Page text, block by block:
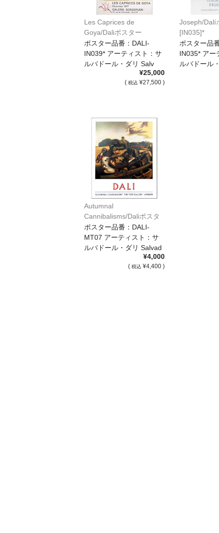
Les Caprices de
Goya/Daliポスター
[IN039]*
ポスター品番：DALI-
IN039* アーティスト：サ
ルバドール・ダリ Salv
¥25,000
( 税込 ¥27,500 )
Joseph/Dalí
[IN035]*
ポスター品
IN035* アー
ルバドール
Autumnal
Cannibalisms/Daliポスタ
ー[MT07]
ポスター品番：DALI-
MT07 アーティスト：サ
ルバドール・ダリ Salvad
¥4,000
( 税込 ¥4,400 )